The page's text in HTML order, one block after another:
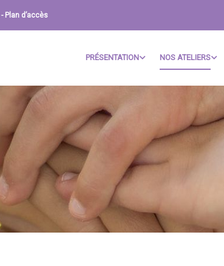
- Plan d’accès
PRÉSENTATION NOS ATELIERS